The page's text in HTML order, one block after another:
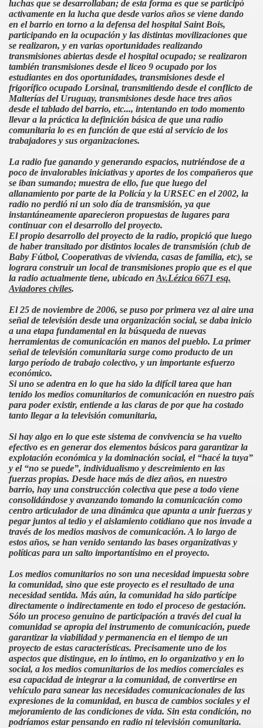
luchas que se desarrollaban; de esta forma es que se participó
activamente en la lucha que desde varios años se viene dando
en el barrio en torno a la defensa del hospital Saint Bois,
participando en la ocupación y las distintas movilizaciones que
se realizaron, y en varias oportunidades realizando
transmisiones abiertas desde el hospital ocupado; se realizaron
también transmisiones desde el liceo 9 ocupado por los
estudiantes en dos oportunidades, transmisiones desde el
frigorífico ocupado Lorsinal, transmitiendo desde el conflicto de
Malterías del Uruguay, transmisiones desde hace tres años
desde el tablado del barrio, etc..., intentando en todo momento
llevar a la práctica la definición básica de que una radio
comunitaria lo es en función de que está al servicio de los
trabajadores y sus organizaciones.
La radio fue ganando y generando espacios, nutriéndose de a
poco de invalorables iniciativas y aportes de los compañeros que
se iban sumando; muestra de ello, fue que luego del
allanamiento por parte de la Policía y la URSEC en el 2002, la
radio no perdió ni un solo día de transmisión, ya que
instantáneamente aparecieron propuestas de lugares para
continuar con el desarrollo del proyecto.
El propio desarrollo del proyecto de la radio, propició que luego
de haber transitado por distintos locales de transmisión (club de
Baby Fútbol, Cooperativas de vivienda, casas de familia, etc), se
lograra construir un local de transmisiones propio que es el que
la radio actualmente tiene, ubicado en Av.Lézica 6671 esq.
Aviadores civiles.
El 25 de noviembre de 2006, se puso por primera vez al aire una
señal de televisión desde una organización social, se daba inicio
a una etapa fundamental en la búsqueda de nuevas
herramientas de comunicación en manos del pueblo. La primer
señal de televisión comunitaria surge como producto de un
largo período de trabajo colectivo, y un importante esfuerzo
económico.
Si uno se adentra en lo que ha sido la difícil tarea que han
tenido los medios comunitarios de comunicación en nuestro país
para poder existir, entiende a las claras de por que ha costado
tanto llegar a la televisión comunitaria,
Si hay algo en lo que este sistema de convivencia se ha vuelto
efectivo es en generar dos elementos básicos para garantizar la
explotación económica y la dominación social, el “hacé la tuya”
y el “no se puede”, individualismo y descreimiento en las
fuerzas propias. Desde hace más de diez años, en nuestro
barrio, hay una construcción colectiva que pese a todo viene
consolidándose y avanzando tomando la comunicación como
centro articulador de una dinámica que apunta a unir fuerzas y
pegar juntos al tedio y el aislamiento cotidiano que nos invade a
través de los medios masivos de comunicación. A lo largo de
estos años, se han venido sentando las bases organizativas y
políticas para un salto importantísimo en el proyecto.
Los medios comunitarios no son una necesidad impuesta sobre
la comunidad, sino que este proyecto es el resultado de una
necesidad sentida. Más aún, la comunidad ha sido partícipe
directamente o indirectamente en todo el proceso de gestación.
Sólo un proceso genuino de participación a través del cual la
comunidad se apropia del instrumento de comunicación, puede
garantizar la viabilidad y permanencia en el tiempo de un
proyecto de estas características. Precisamente uno de los
aspectos que distingue, en lo íntimo, en lo organizativo y en lo
social, a los medios comunitarios de los medios comerciales es
esa capacidad de integrar a la comunidad, de convertirse en
vehículo para sanear las necesidades comunicacionales de las
expresiones de la comunidad, en busca de cambios sociales y el
mejoramiento de las condiciones de vida. Sin esta condición, no
podríamos estar pensando en radio ni televisión comunitaria.